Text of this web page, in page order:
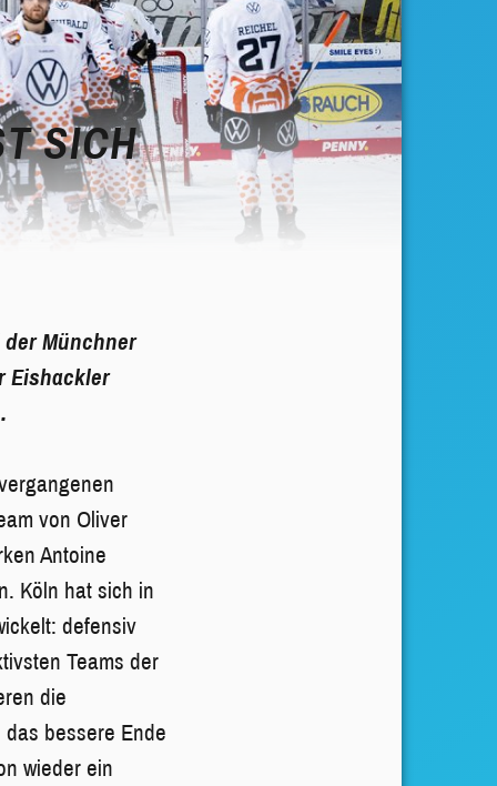
D
der Münchner
Eishackler
von Oliver
Antoine
Köln hat sich in
defensiv
Teams der
die
bessere Ende
wieder ein